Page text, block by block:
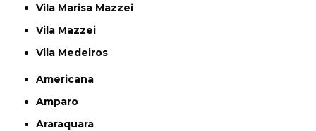
Vila Marisa Mazzei
Vila Mazzei
Vila Medeiros
Americana
Amparo
Araraquara